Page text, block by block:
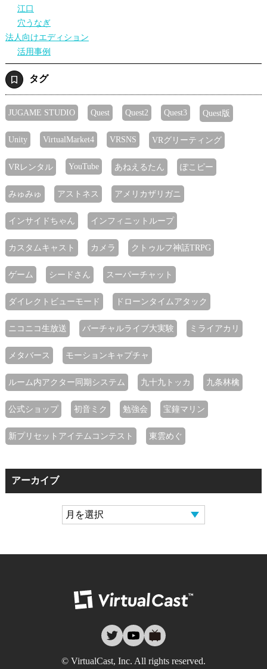
江口
穴うなぎ
法人向けエディション
活用事例
タグ
JUGAME STUDIO Quest Quest2 Quest3 Quest版
Unity VirtualMarket4 VRSNS VRグリーティング
VRレンタル YouTube あねえるたん ぽこピー
みゅみゅ アストネス アメリカザリガニ
インサイドちゃん インフィニットループ
カスタムキャスト カメラ クトゥルフ神話TRPG
ゲーム シードさん スーパーチャット
ダイレクトビューモード ドローンタイムアタック
ニコニコ生放送 バーチャルライブ大実験 ミライアカリ
メタバース モーションキャプチャ
ルーム内アクター同期システム 九十九トッカ 九条林檎
公式ショップ 初音ミク 勉強会 宝鐘マリン
新プリセットアイテムコンテスト 東雲めぐ
アーカイブ
twitteryoutube
© VirtualCast, Inc. All rights reserved.